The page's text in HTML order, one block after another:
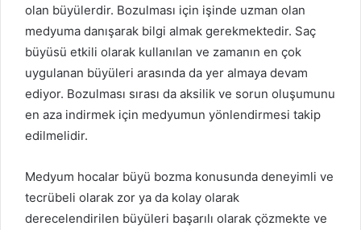
olan büyülerdir. Bozulması için işinde uzman olan
medyuma danışarak bilgi almak gerekmektedir. Saç
büyüsü etkili olarak kullanılan ve zamanın en çok
uygulanan büyüleri arasında da yer almaya devam
ediyor. Bozulması sırası da aksilik ve sorun oluşumunu
en aza indirmek için medyumun yönlendirmesi takip
edilmelidir.
Medyum hocalar büyü bozma konusunda deneyimli ve
tecrübeli olarak zor ya da kolay olarak
derecelendirilen büyüleri başarılı olarak çözmekte ve